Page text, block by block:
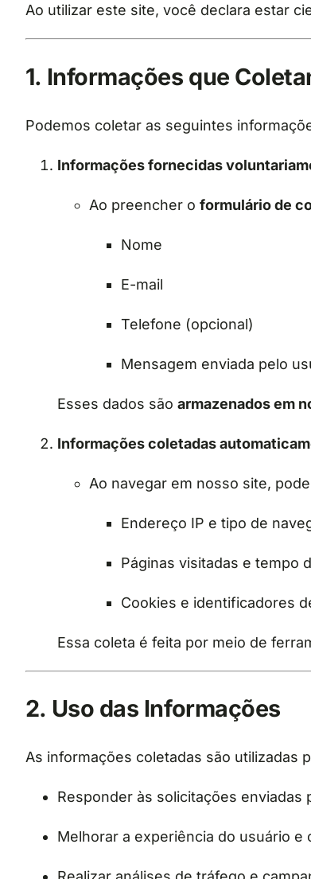
Ao utilizar este site, você declara estar
1. Informações que
Podemos coletar as seguintes
Informações fornecidas
Ao preencher o formulário de
Nome
E-mail
Telefone (opcional)
Mensagem enviada pelo
Esses dados são armazenados em
Informações coletadas
Ao navegar em nosso site,
Endereço IP e tipo de
Páginas visitadas e tempo
Cookies e identificadores
Essa coleta é feita por meio de
2. Uso das Informações
As informações coletadas são utilizadas
Responder às solicitações enviadas
Melhorar a experiência do usuário e